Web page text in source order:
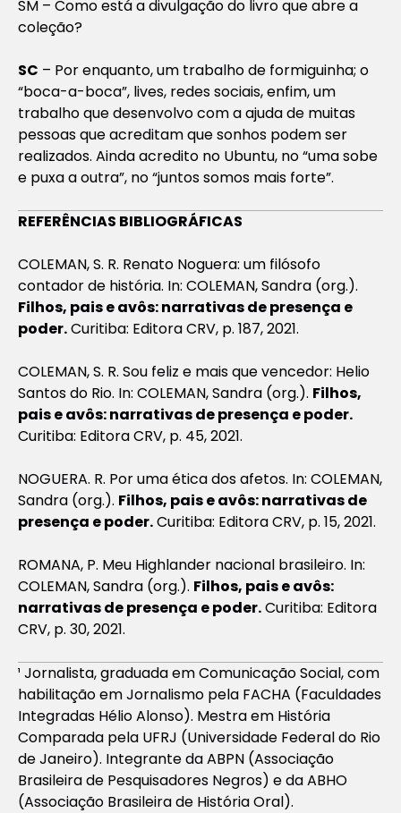
SM – Como está a divulgação do livro que abre a
coleção?
SC – Por enquanto, um trabalho de formiguinha; o
“boca-a-boca”, lives, redes sociais, enfim, um
trabalho que desenvolvo com a ajuda de muitas
pessoas que acreditam que sonhos podem ser
realizados. Ainda acredito no Ubuntu, no “uma sobe
e puxa a outra”, no “juntos somos mais forte”.
REFERÊNCIAS BIBLIOGRÁFICAS
COLEMAN, S. R. Renato Noguera: um filósofo
contador de história. In: COLEMAN, Sandra (org.).
Filhos, pais e avôs: narrativas de presença e
poder.Curitiba: Editora CRV, p. 187, 2021.
COLEMAN, S. R. Sou feliz e mais que vencedor: Helio
Santos do Rio. In: COLEMAN, Sandra (org.). Filhos,
pais e avôs: narrativas de presença e poder.
Curitiba: Editora CRV, p. 45, 2021.
NOGUERA. R. Por uma ética dos afetos. In: COLEMAN,
Sandra (org.). Filhos, pais e avôs: narrativas de
presença e poder.Curitiba: Editora CRV, p. 15, 2021.
ROMANA, P. Meu Highlander nacional brasileiro. In:
COLEMAN, Sandra (org.). Filhos, pais e avôs:
narrativas de presença e poder.Curitiba: Editora
CRV, p. 30, 2021.
¹ Jornalista, graduada em Comunicação Social, com
habilitação em Jornalismo pela FACHA (Faculdades
Integradas Hélio Alonso). Mestra em História
Comparada pela UFRJ (Universidade Federal do Rio
de Janeiro). Integrante da ABPN (Associação
Brasileira de Pesquisadores Negros) e da ABHO
(Associação Brasileira de História Oral).